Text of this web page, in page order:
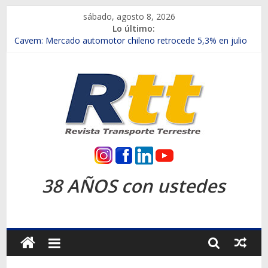
contenido
sábado, agosto 8, 2026
Lo último:
Chile es el primer mercado internacional en lanzar la nueva
Salfa suma vehículos electrificados de Chevrolet en el Biobío
Samex amplía su red con nuevas sucursales en Rancagua y
SINOTRUK Pick-ups presentó la recién estrenada Bolden en
la Expo Compras Públicas 2026
Revista
Transporte
Terrestre
38 AÑOS con ustedes